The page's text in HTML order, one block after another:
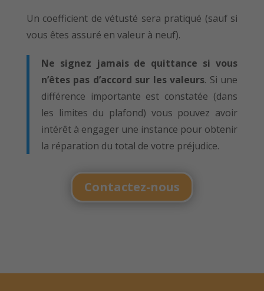
Un coefficient de vétusté sera pratiqué (sauf si
vous êtes assuré en valeur à neuf).
Ne signez jamais de quittance si vous
n’êtes pas d’accord sur les valeurs. Si une
différence importante est constatée (dans
les limites du plafond) vous pouvez avoir
intérêt à engager une instance pour obtenir
la réparation du total de votre préjudice.
Contactez-nous